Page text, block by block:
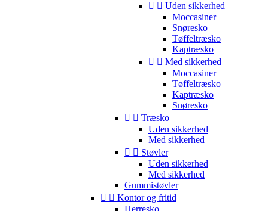
  Uden sikkerhed
Moccasiner
Snøresko
Tøffeltræsko
Kaptræsko
  Med sikkerhed
Moccasiner
Tøffeltræsko
Kaptræsko
Snøresko
  Træsko
Uden sikkerhed
Med sikkerhed
  Støvler
Uden sikkerhed
Med sikkerhed
Gummistøvler
  Kontor og fritid
Herresko